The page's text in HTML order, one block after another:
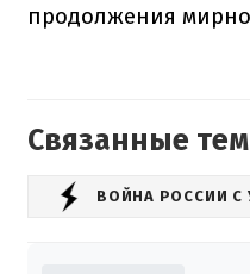
продолжения
Связанные
ВОЙНА РОССИИ С